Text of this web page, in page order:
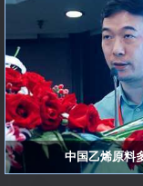
中国乙烯原料